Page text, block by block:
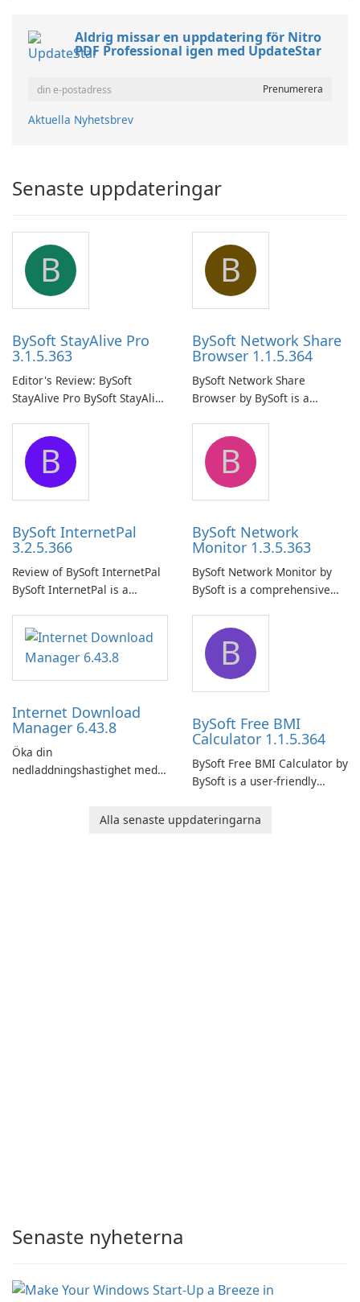
Aldrig missar en uppdatering för Nitro
PDF Professional igen med UpdateStar
Aktuella Nyhetsbrev
Senaste uppdateringar
B
BySoft StayAlive Pro
3.1.5.363
Editor's Review: BySoft
StayAlive Pro BySoft StayAlive
application designed to
ensure the continuous and
uninterrupted operation of
your computer system.
B
BySoft Network Share
Browser 1.1.5.364
BySoft Network Share
Browser by BySoft is a
application that allows users
to easily browse and manage
shared folders on their
network.
B
BySoft InternetPal
3.2.5.366
Review of BySoft InternetPal
BySoft InternetPal is a
application designed to
monitor your internet
connection and provide real-
time insights into its
B
BySoft Network
Monitor 1.3.5.363
BySoft Network Monitor by
BySoft is a comprehensive
designed to help businesses
effectively manage their
network infrastructure.
Internet Download
Manager 6.43.8
Öka din
nedladdningshastighet med
B
BySoft Free BMI
Calculator 1.1.5.364
BySoft Free BMI Calculator by
BySoft is a user-friendly
designed to help you
Alla senaste uppdateringarna
Senaste nyheterna